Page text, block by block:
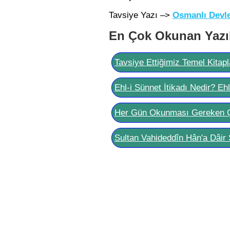
Tavsiye Yazı –> Osmanlı
En Çok Okunan
Tavsiye Ettiğimiz Temel
Ehl-i Sünnet İtikadı Nedir?
Her Gün Okunması Gereken
Sultan Vahideddîn Hân'a Dâir